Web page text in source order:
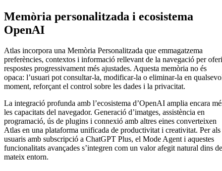
Memòria personalitzada i ecosistema
OpenAI
Atlas incorpora una Memòria Personalitzada que emmagatzema
preferències, contextos i informació rellevant de la navegació per
respostes progressivament més ajustades. Aquesta memòria no és
opaca: l’usuari pot consultar-la, modificar-la o eliminar-la en
moment, reforçant el control sobre les dades i la privacitat.
La integració profunda amb l’ecosistema d’OpenAI amplia encara
les capacitats del navegador. Generació d’imatges, assistència en
programació, ús de plugins i connexió amb altres eines converteixen
Atlas en una plataforma unificada de productivitat i creativitat. Per als
usuaris amb subscripció a ChatGPT Plus, el Mode Agent i aquestes
funcionalitats avançades s’integren com un valor afegit natural dins
mateix entorn.